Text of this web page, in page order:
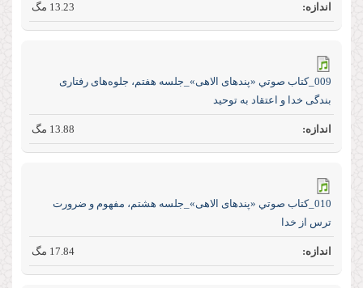
13.23 مگ
009_كتاب صوتي «پند‌های الاهی»_جلسه هفتم، جلوه‌های رفتاری
بندگی خدا و اعتقاد به توحید
13.88 مگ
010_كتاب صوتي «پند‌های الاهی»_جلسه هشتم، مفهوم و ضرورت
ترس از خدا
17.84 مگ